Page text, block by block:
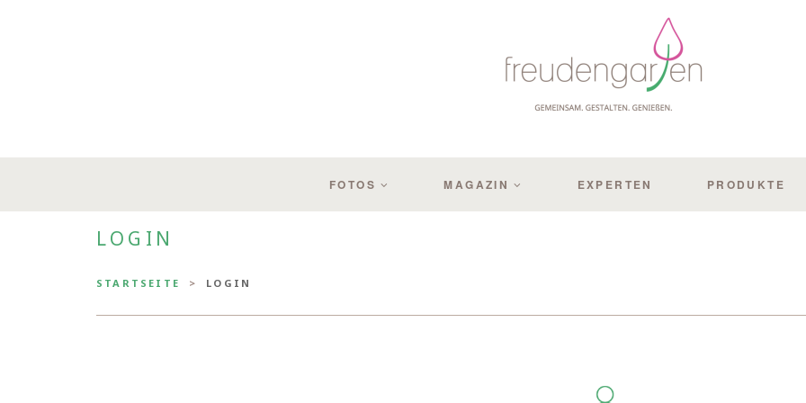
FOTOS MAGAZIN EXPERTEN PRODUKTE
LOGIN
STARTSEITE LOGIN